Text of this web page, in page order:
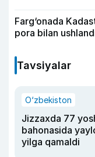
Farg‘onada
pora bilan
Tavsiyalar
O‘zbekiston
Jizzaxda 77
bahonasida
yilga qamaldi